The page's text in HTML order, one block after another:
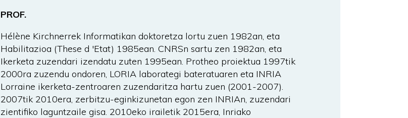
PROF.
Hélène Kirchnerrek Informatikan doktoretza lortu zuen 1982an, eta
Habilitazioa (These d 'Etat) 1985ean. CNRSn sartu zen 1982an, eta
Ikerketa zuzendari izendatu zuten 1995ean. Protheo proiektua 1997tik
2000ra zuzendu ondoren, LORIA laborategi bateratuaren eta INRIA
Lorraine ikerketa-zentroaren zuzendaritza hartu zuen (2001-2007).
2007tik 2010era, zerbitzu-eginkizunetan egon zen INRIAn, zuzendari
zientifiko laguntzaile gisa. 2010eko irailetik 2015era, Inriako